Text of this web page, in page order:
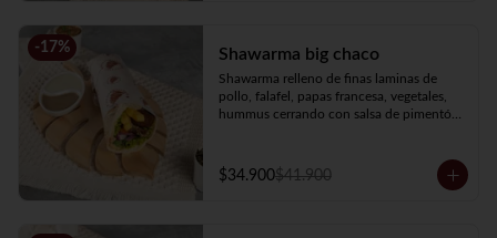
-17% Shawarma big chaco
Shawarma relleno de finas laminas de
pollo, falafel, papas francesa, vegetales,
hummus cerrando con salsa de pimentón
$34.900$41.900